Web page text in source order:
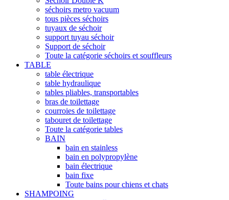
séchoirs metro vacuum
tous pièces séchoirs
tuyaux de séchoir
support tuyau séchoir
Support de séchoir
Toute la catégorie séchoirs et souffleurs
TABLE
table électrique
table hydraulique
tables pliables, transportables
bras de toilettage
courroies de toilettage
tabouret de toilettage
Toute la catégorie tables
BAIN
bain en stainless
bain en polypropylène
bain électrique
bain fixe
Toute bains pour chiens et chats
SHAMPOING